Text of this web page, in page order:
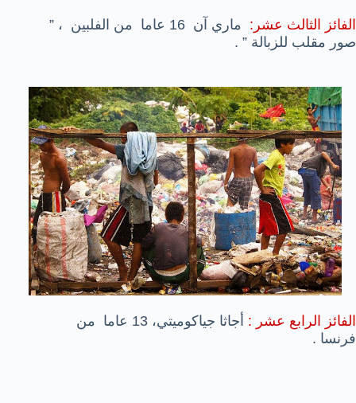
الفائز الثالث عشر:
ماري آن 16 عاما من الفلبين ، ”
صور مقلب للزبالة ” .
الفائز الرابع عشر :
أجاثا جياكوميتي، 13 عاما من
فرنسا .